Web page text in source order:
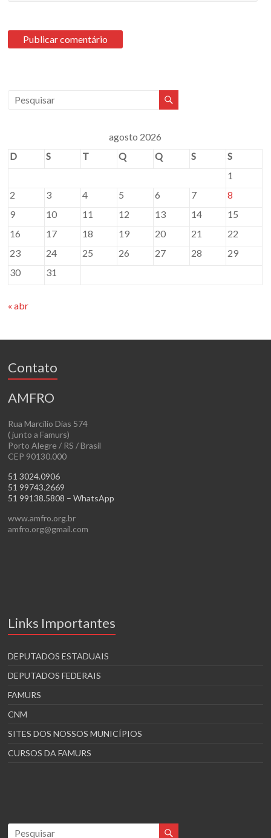
agosto 2026
D
S T Q Q S
S
1
2
3 4 5 6 7
8
9
10 11 12 13 14
15
16
17 18 19 20 21
22
23
24 25 26 27 28
29
30
31
« abr
Contato
AMFRO
Rua Marcílio Dias 574
( junto a Famurs)
Porto Alegre / RS / Brasil
CEP 90130.000
51 3024.0906
51 99743.2669
51 99138.5808 – WhatsApp
www.amfro.org.br
amfro.org@gmail.com
Links Importantes
DEPUTADOS ESTADUAIS
DEPUTADOS FEDERAIS
FAMURS
CNM
SITES DOS NOSSOS MUNICÍPIOS
CURSOS DA FAMURS